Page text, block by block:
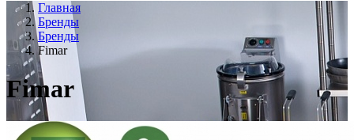
Главная
Бренды
Бренды
Fimar
Fimar